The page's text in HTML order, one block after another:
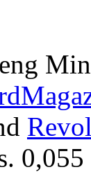
0,055